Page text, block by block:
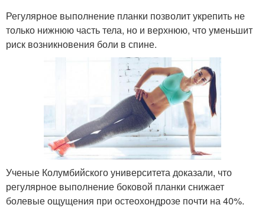
Регулярное выполнение планки позволит укрепить не
только нижнюю часть тела, но и верхнюю, что уменьшит
риск возникновения боли в спине.
Ученые Колумбийского университета доказали, что
регулярное выполнение боковой планки снижает
болевые ощущения при остеохондрозе почти на 40%.